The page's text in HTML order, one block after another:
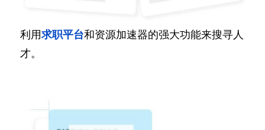
利用求职平台和资源加速器的强大功能来搜寻人
才。